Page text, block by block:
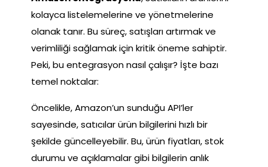
kolayca listelemelerine ve yönetmelerine
olanak tanır. Bu süreç, satışları artırmak ve
verimliliği sağlamak için kritik öneme sahiptir.
Peki, bu entegrasyon nasıl çalışır? İşte bazı
temel noktalar:
Öncelikle, Amazon’un sunduğu API’ler
sayesinde, satıcılar ürün bilgilerini hızlı bir
şekilde güncelleyebilir. Bu, ürün fiyatları, stok
durumu ve açıklamalar gibi bilgilerin anlık